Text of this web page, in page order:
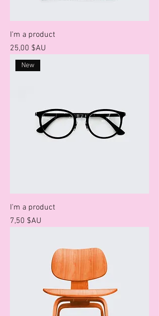
I'm a product
Prix
25,00 $AU
New
I'm a product
Prix
7,50 $AU